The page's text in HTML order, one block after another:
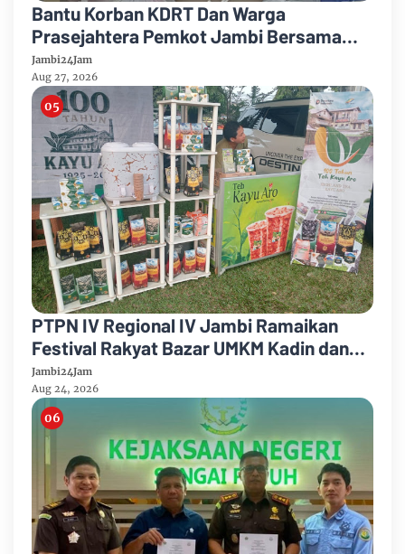
Bantu Korban KDRT Dan Warga
Prasejahtera Pemkot Jambi Bersama
PTPN IV Regional IV Salurkan Paket
Sembako
Jambi24Jam
Aug 27, 2026
PTPN IV Regional IV Jambi Ramaikan
Festival Rakyat Bazar UMKM Kadin dan
Korem 042/Garuda Putih
Jambi24Jam
Aug 24, 2026